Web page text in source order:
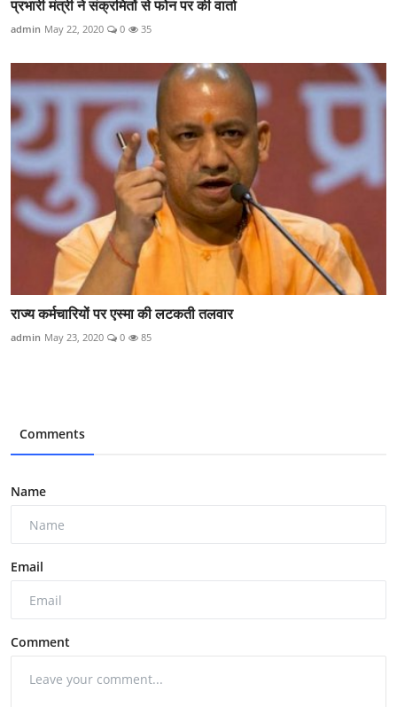
प्रभारी मंत्री ने संक्रमितों से फोन पर की वार्ता
admin May 22, 2020 0 35
राज्य कर्मचारियों पर एस्मा की लटकती तलवार
admin May 23, 2020 0 85
Comments
Name
Email
Comment